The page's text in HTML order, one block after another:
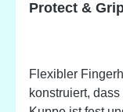
Protect &
Flexibler
konstruiert,